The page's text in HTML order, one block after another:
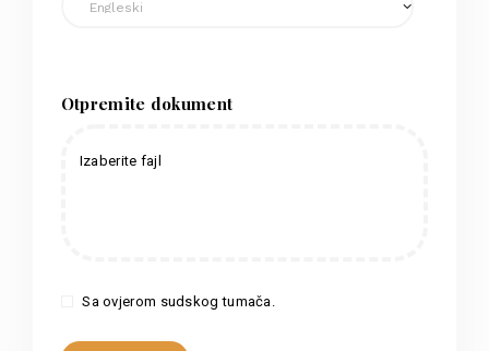
Otpremite dokument
Izaberite fajl
Sa ovjerom sudskog tumača.